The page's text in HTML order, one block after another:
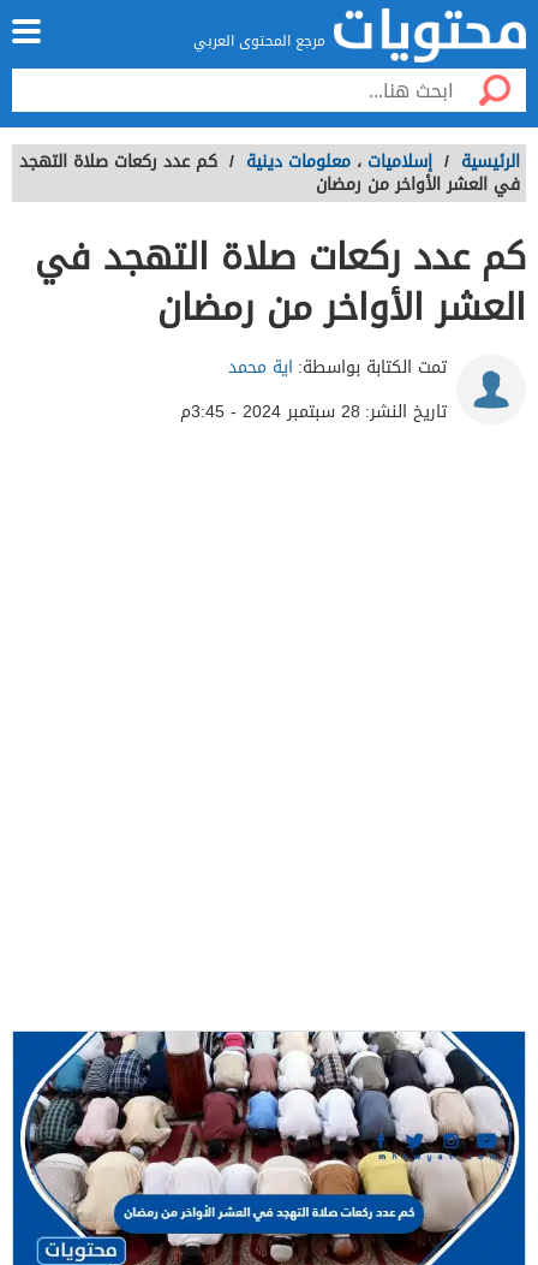
مرجع المحتوى العربي
الرئيسية / إسلاميات ، معلومات دينية / كم عدد ركعات صلاة التهجد
في العشر الأواخر من رمضان
كم عدد ركعات صلاة التهجد في
العشر الأواخر من رمضان
تمت الكتابة بواسطة: اية محمد
تاريخ النشر: 28 سبتمبر 2024 - 3:45م